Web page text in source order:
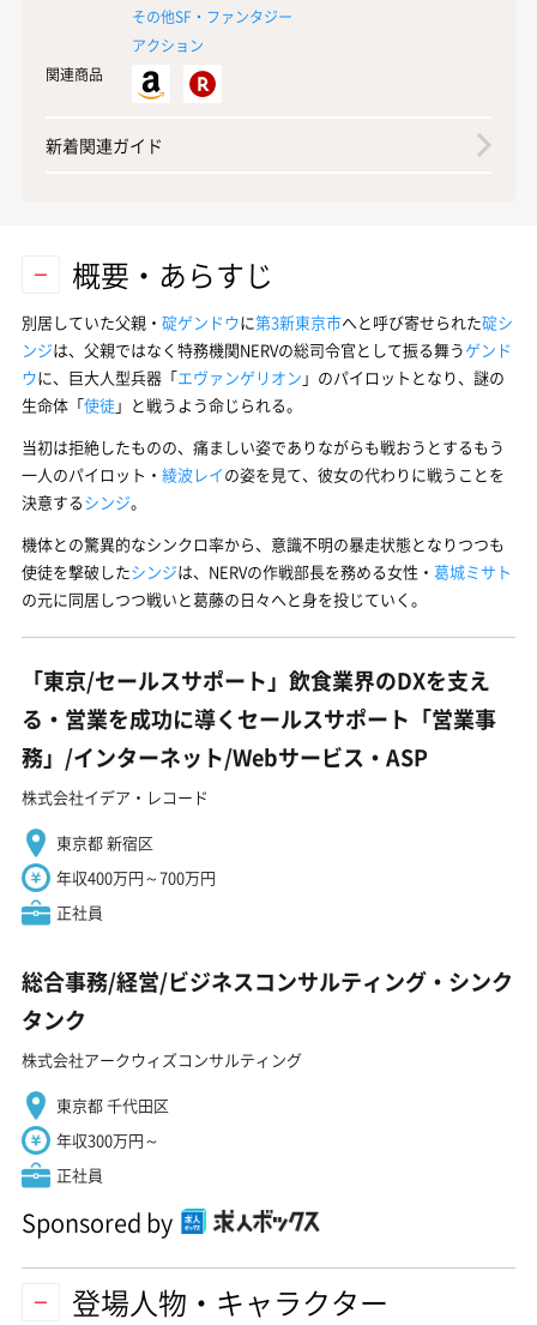
その他SF・ファンタジー
アクション
関連商品
新着関連ガイド
概要・あらすじ
別居していた父親・ 碇ゲンドウに第3新東京市へと呼び寄せられた碇シ
ンジは、父親ではなく特務機関NERVの総司令官として振る舞うゲンド
ウに、巨大人型兵器「エヴァンゲリオン 」のパイロットとなり、謎の
生命体「使徒」と戦うよう命じられる。
当初は拒絶したものの、痛ましい姿でありながらも戦おうとするもう
一人のパイロット・ 綾波レイの姿を見て、彼女の代わりに戦うことを
決意するシンジ。
機体との驚異的なシンクロ率から、意識不明の暴走状態となりつつも
使徒を撃破したシンジは、NERVの作戦部長を務める女性・ 葛城ミサト
の元に同居しつつ戦いと葛藤の日々へと身を投じていく。
「東京/セールスサポート」飲食業界のDXを支え
る・営業を成功に導くセールスサポート「営業事
務」/インターネット/Webサービス・ASP
株式会社イデア・レコード
東京都 新宿区
年収400万円～700万円
正社員
総合事務/経営/ビジネスコンサルティング・シンク
タンク
株式会社アークウィズコンサルティング
東京都 千代田区
年収300万円～
正社員
Sponsored by
登場人物・キャラクター